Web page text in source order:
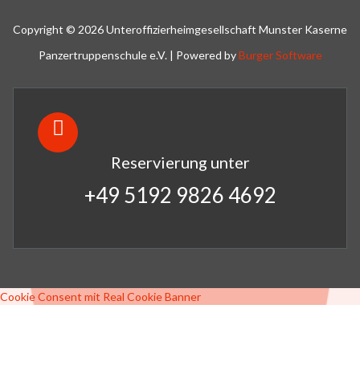
Copyright © 2026 Unteroffizierheimgesellschaft Munster Kaserne
Panzertruppenschule e.V. | Powered byBurger Software
Reservierung unter
+49 5192 9826 4692
Cookie Consent mit Real Cookie Banner